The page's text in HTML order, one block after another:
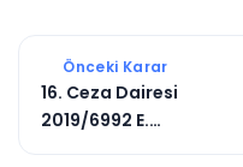
Önceki Karar
16. Ceza Dairesi
2019/6992 E.